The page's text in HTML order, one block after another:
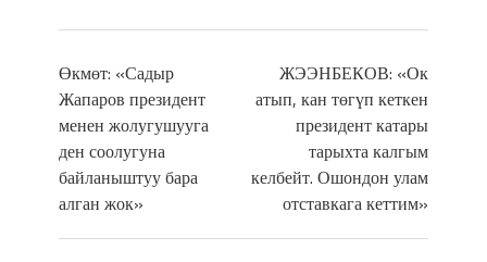
Өкмөт: «Садыр
Жапаров президент
менен жолугушууга
ден соолугуна
байланыштуу бара
алган жок»
ЖЭЭНБЕКОВ: «Ок
атып, кан төгүп кеткен
президент катары
тарыхта калгым
келбейт. Ошондон улам
отставкага кеттим»